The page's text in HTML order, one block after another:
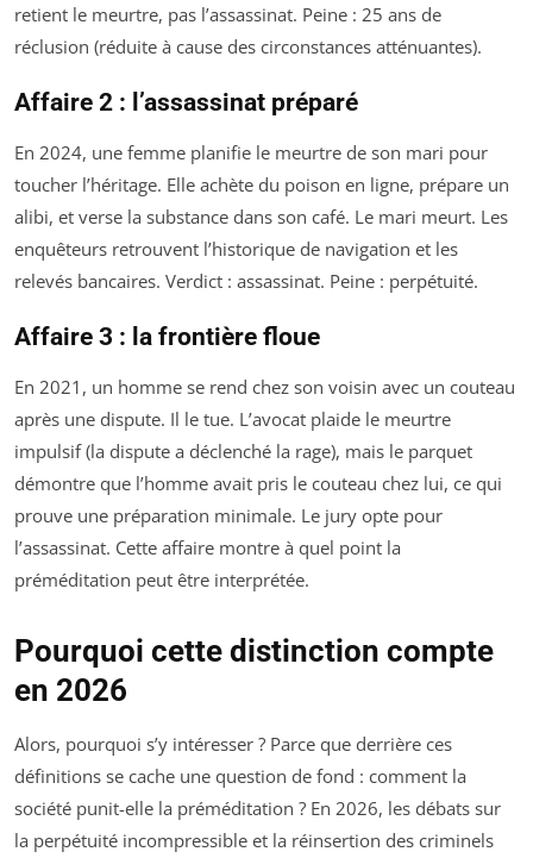
retient le meurtre, pas l’assassinat. Peine : 25 ans de
réclusion (réduite à cause des circonstances atténuantes).
Affaire 2 : l’assassinat préparé
En 2024, une femme planifie le meurtre de son mari pour
toucher l’héritage. Elle achète du poison en ligne, prépare un
alibi, et verse la substance dans son café. Le mari meurt. Les
enquêteurs retrouvent l’historique de navigation et les
relevés bancaires. Verdict : assassinat. Peine : perpétuité.
Affaire 3 : la frontière floue
En 2021, un homme se rend chez son voisin avec un couteau
après une dispute. Il le tue. L’avocat plaide le meurtre
impulsif (la dispute a déclenché la rage), mais le parquet
démontre que l’homme avait pris le couteau chez lui, ce qui
prouve une préparation minimale. Le jury opte pour
l’assassinat. Cette affaire montre à quel point la
préméditation peut être interprétée.
Pourquoi cette distinction compte
en 2026
Alors, pourquoi s’y intéresser ? Parce que derrière ces
définitions se cache une question de fond : comment la
société punit-elle la préméditation ? En 2026, les débats sur
la perpétuité incompressible et la réinsertion des criminels